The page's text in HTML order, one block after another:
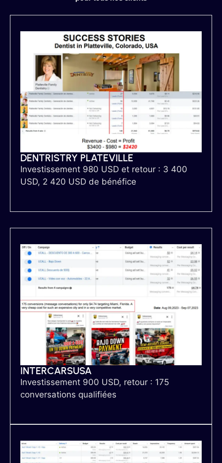
DENTRISTRY PLATEVILLE
Investissement 980 USD et retour : 3 400
USD, 2 420 USD de bénéfice
INTERCARSUSA
Investissement 900 USD, retour : 175
conversations qualifiées